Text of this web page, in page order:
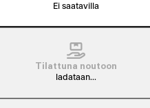
Ei saatavilla
Tilattuna noutoon
ladataan...